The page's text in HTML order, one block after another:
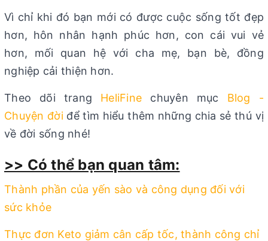
Vì chỉ khi đó bạn mới có được cuộc sống tốt đẹp
hơn, hôn nhân hạnh phúc hơn, con cái vui vẻ
hơn, mối quan hệ với cha mẹ, bạn bè, đồng
nghiệp cải thiện hơn.
Theo dõi trang HeliFine chuyên mục Blog -
Chuyện đờiđể tìm hiểu thêm những chia sẻ thú vị
về đời sống nhé!
>> Có thể bạn quan tâm:
Thành phần của yến sào và công dụng đối với
sức khỏe
Thực đơn Keto giảm cân cấp tốc, thành công chỉ